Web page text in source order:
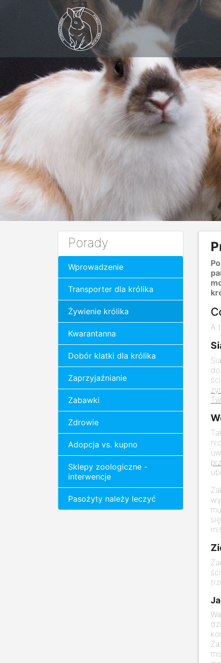
Porady
Wprowadzenie
Transporter dla królika
Żywienie królika
Kwarantanna
Dobór klatki dla królika
Zaprzyjaźnianie
Zabawki
Zdrowie
Adopcja vs. kupno
Sklepy zoologiczne -
interwencje
Pasożyty należy leczyć
A